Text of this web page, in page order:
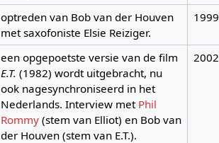
optreden van Bob van der Houven
met saxofoniste Elsie Reiziger.
1999
een opgepoetste versie van de film
E.T. (1982) wordt uitgebracht, nu
ook nagesynchroniseerd in het
Nederlands. Interview met Phil
Rommy(stem van Elliot) en Bob van
der Houven (stem van E.T.).
2002